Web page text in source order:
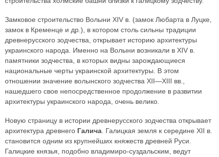
Замковое строительство Волыни XIV в. (замок Любарта в Луцке,
замок в Кременце и др.), в котором столь сильны традиции
древнерусского зодчества, открывает историю архитектуры
украинского народа. Именно на Волыни возникали в XIV в.
памятники зодчества, в которых видны зарождающиеся
национальные черты украинской архитектуры. В этом
отношении значение волынского зодчества XII—XIII вв.,
нашедшего свое непосредственное продолжение в развитии
архитектуры украинского народа, очень велико.
Новую страницу в истории древнерусского зодчества открывает
архитектура древнего Галича . Галицкая земля к середине XII в.
становится одним из крупнейших княжеств древней Руси.
Галицкие князья, подобно владимиро-суздальским, ведут